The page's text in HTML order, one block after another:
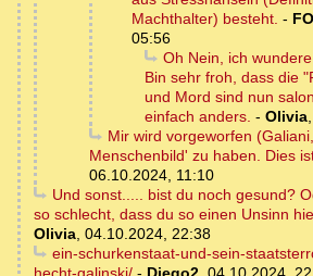
Machthalter) besteht. -
05:56
Oh Nein, ich
Bin sehr froh, dass die
und Mord sind nun
einfach anders. - Olivia,
Mir wird vorgeworfen
Menschenbild' zu haben. Dies
06.10.2024, 11:10
Und sonst..... bist du noch gesund?
so schlecht, dass du so einen Unsinn
Olivia, 04.10.2024, 22:38
ein-schurkenstaat-und-sein-